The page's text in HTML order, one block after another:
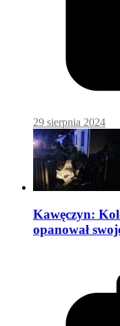
29 sierpnia 2024
Kawęczyn:
opanował